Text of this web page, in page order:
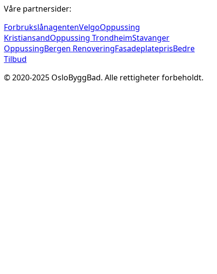
Våre partnersider:
ForbrukslånagentenVelgoOppussing
KristiansandOppussing TrondheimStavanger
OppussingBergen RenoveringFasadeplateprisBedre
Tilbud
© 2020-2025 OsloByggBad. Alle rettigheter forbeholdt.